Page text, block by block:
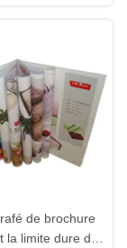
de brochure
la limite dure de